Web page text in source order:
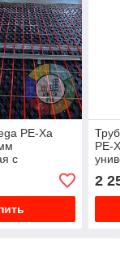
PE-Xa
с
барьером
PE-
2